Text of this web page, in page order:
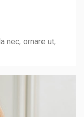
nec, ornare ut,